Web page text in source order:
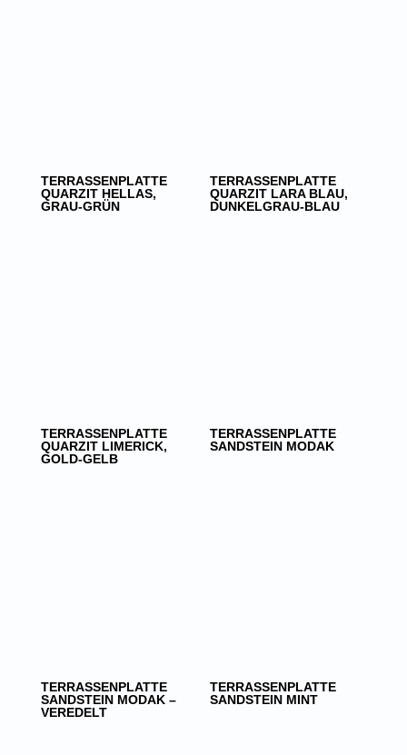
TERRASSENPLATTE
QUARZIT HELLAS,
GRAU-GRÜN
TERRASSENPLATTE
QUARZIT LARA BLAU,
DUNKELGRAU-BLAU
TERRASSENPLATTE
QUARZIT LIMERICK,
GOLD-GELB
TERRASSENPLATTE
SANDSTEIN MODAK
TERRASSENPLATTE
SANDSTEIN MODAK –
VEREDELT
TERRASSENPLATTE
SANDSTEIN MINT